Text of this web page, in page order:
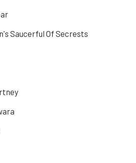
Saucerful Of Secrests